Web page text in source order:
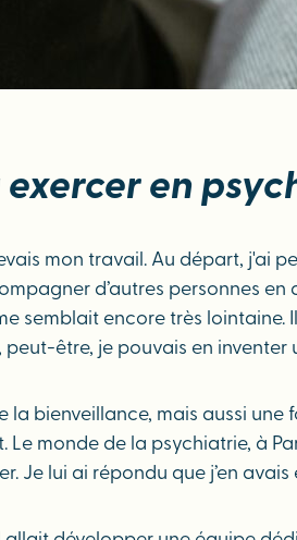
exercer en
mon travail. Au départ, j'ai
d’autres personnes
semblait encore très lointaine.
être, je pouvais en inventer
la bienveillance, mais aussi
Le monde de la psychiatrie, à
Je lui ai répondu que j’en